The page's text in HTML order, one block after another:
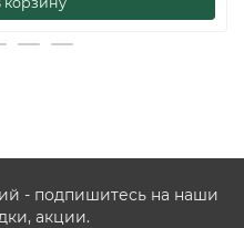
- подпишитесь на наши
акции.